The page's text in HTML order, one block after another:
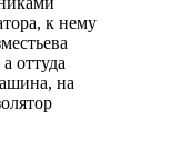
к нему
оттуда
на